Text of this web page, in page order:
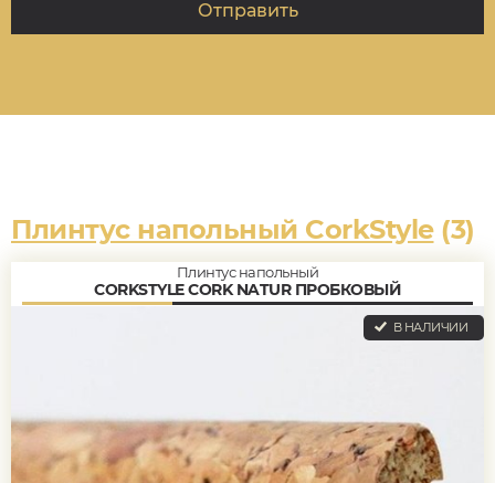
Плинтус напольный CorkStyle(3)
Плинтус напольный
CORKSTYLE CORK NATUR ПРОБКОВЫЙ
В НАЛИЧИИ